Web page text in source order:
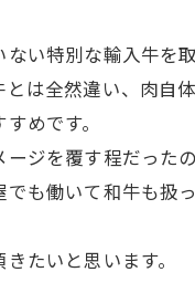
い特別な輸入牛を取
は全然違い、肉自
めです。
ジを覆す程だった
も働いて和牛も扱
たいと思います。